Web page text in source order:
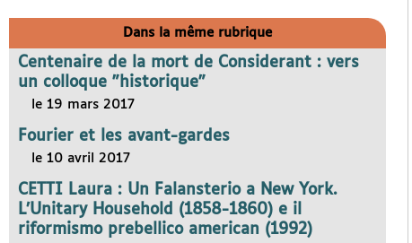
Dans la même rubrique
Centenaire de la mort de Considerant : vers
un colloque "historique"
le 19 mars 2017
Fourier et les avant-gardes
le 10 avril 2017
CETTI Laura : Un Falansterio a New York.
L’Unitary Household (1858-1860) e il
riformismo prebellico american (1992)